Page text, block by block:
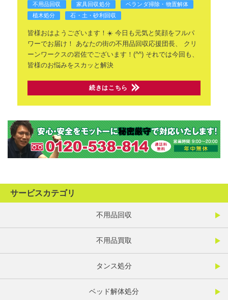
不用品回収 家具回収処分
ベランダ掃除・物置解体
植木処分
石・土・砂利回収
皆様おはようございます！☀️ 今日も元気と笑顔をフルパ
ワーでお届け！
あなたの街の不用品回収応援団長、
クリ
ーンワークスの岩佐でございます！(^^) それでは今回も、
皆様のお悩みをスカッと解決
続きはこちら
サービスカテゴリ
不用品回収
不用品買取
タンス処分
ベッド解体処分